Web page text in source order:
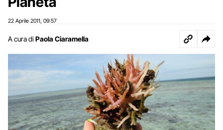
22 Aprile 2011 09:57
A cura di Paola Ciaramella